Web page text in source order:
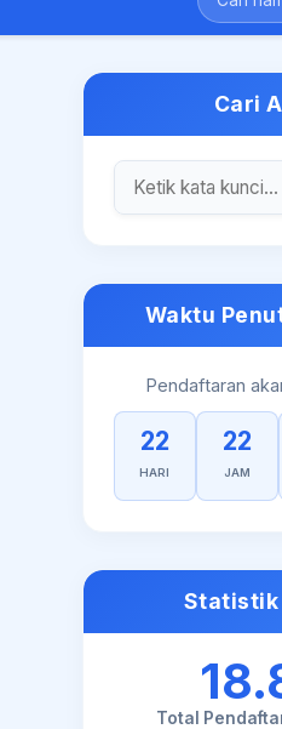
Cari
Waktu
Pendaftaran
22
HARI
22
JAM
Statistik
Total